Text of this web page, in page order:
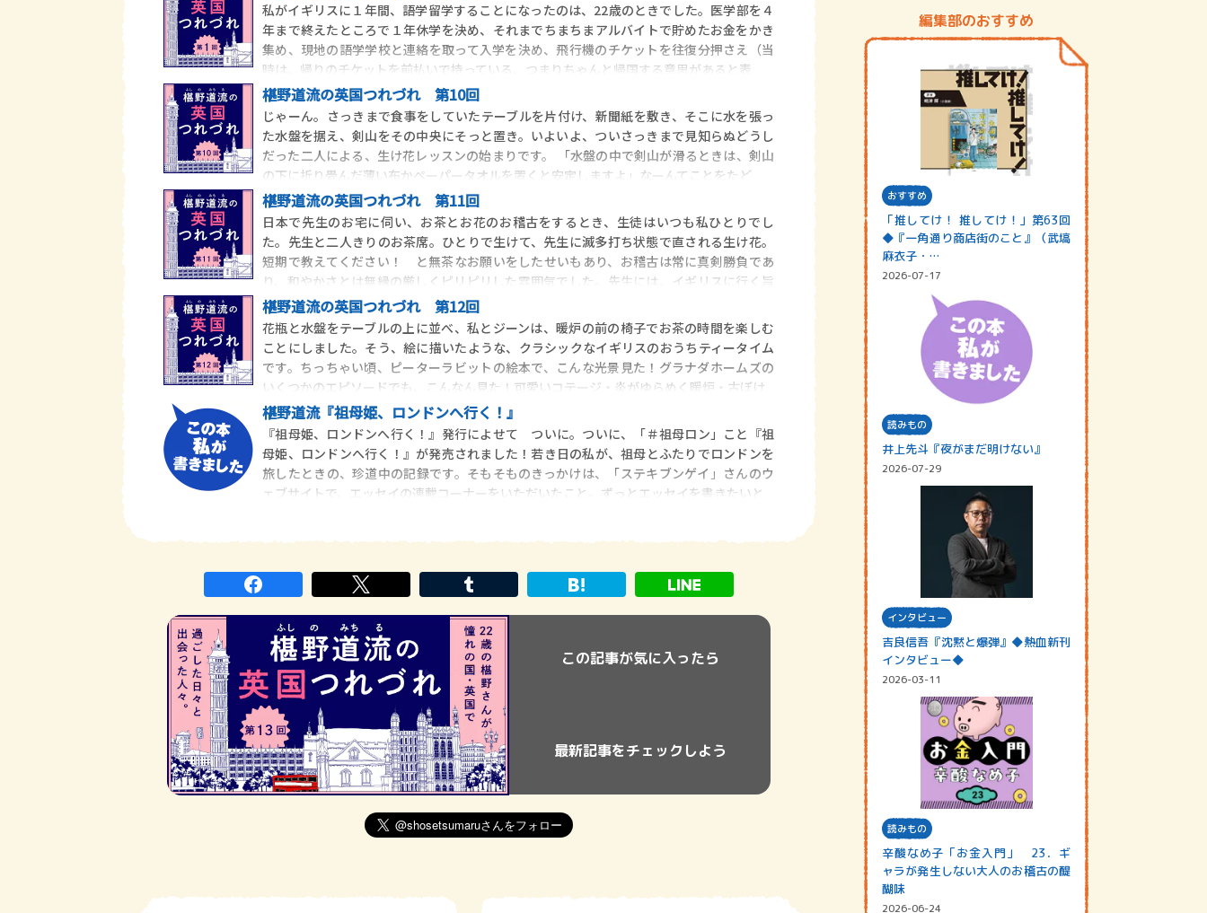
私がイギリスに１年間、語学留学することになったのは、22歳のときでした。医学部を４
年まで終えたところで１年休学を決め、それまでちまちまアルバイトで貯めたお金をかき
集め、現地の語学学校と連絡を取って入学を決め、飛行機のチケットを往復分押さえ（当
時は、帰りのチケットを前払いで持っている、つまりちゃんと帰国する意思があると表
椹野道流の英国つれづれ 第10回
じゃーん。さっきまで食事をしていたテーブルを片付け、新聞紙を敷き、そこに水を張っ
た水盤を据え、剣山をその中央にそっと置き。いよいよ、ついさっきまで見知らぬどうし
だった二人による、生け花レッスンの始まりです。 「水盤の中で剣山が滑るときは、剣山
の下に折り畳んだ薄い布かペーパータオルを置くと安定しますよ」なーんてことをたど
椹野道流の英国つれづれ 第11回
日本で先生のお宅に伺い、お茶とお花のお稽古をするとき、生徒はいつも私ひとりでし
た。先生と二人きりのお茶席。ひとりで生けて、先生に滅多打ち状態で直される生け花。
短期で教えてください！ と無茶なお願いをしたせいもあり、お稽古は常に真剣勝負であ
り、和やかさとは無縁の厳しくピリピリした雰囲気でした。先生には、イギリスに行く旨
を
椹野道流の英国つれづれ 第12回
花瓶と水盤をテーブルの上に並べ、私とジーンは、暖炉の前の椅子でお茶の時間を楽しむ
ことにしました。そう、絵に描いたような、クラシックなイギリスのおうちティータイム
です。ちっちゃい頃、ピーターラビットの絵本で、こんな光景見た！グラナダホームズの
いくつかのエピソードでも、こんなん見た！可愛いコテージ・炎がゆらめく暖炉・古ぼけ
椹野道流『祖母姫、ロンドンへ行く！』
『祖母姫、ロンドンへ行く！』発行によせて ついに。ついに、「＃祖母ロン」こと『祖
母姫、ロンドンへ行く！』が発売されました！若き日の私が、祖母とふたりでロンドンを
旅したときの、珍道中の記録です。そもそものきっかけは、「ステキブンゲイ」さんのウ
ェブサイトで、エッセイの連載コーナーをいただいたこと。ずっとエッセイを書きたいと
この記事が気に入ったら
最新記事をチェックしよう
編集部のおすすめ
おすすめ
「推してけ！ 推してけ！」第63回
◆『一角通り商店街のこと』（武塙
麻衣子・…
2026-07-17
読みもの
井上先斗『夜がまだ明けない』
2026-07-29
インタビュー
吉良信吾『沈黙と爆弾』◆熱血新刊
インタビュー◆
2026-03-11
読みもの
辛酸なめ子「お金入門」 23．ギ
ャラが発生しない大人のお稽古の醍
醐味
2026-06-24